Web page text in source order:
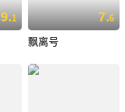
9.1 7.6
飘离号